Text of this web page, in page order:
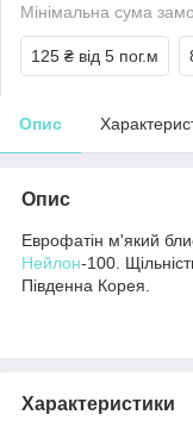
Мінімальна сума
125 ₴ від 5 пог.м
Опис
Опис
Еврофатін м'який
Нейлон-100.
Південна Корея.
Характеристики